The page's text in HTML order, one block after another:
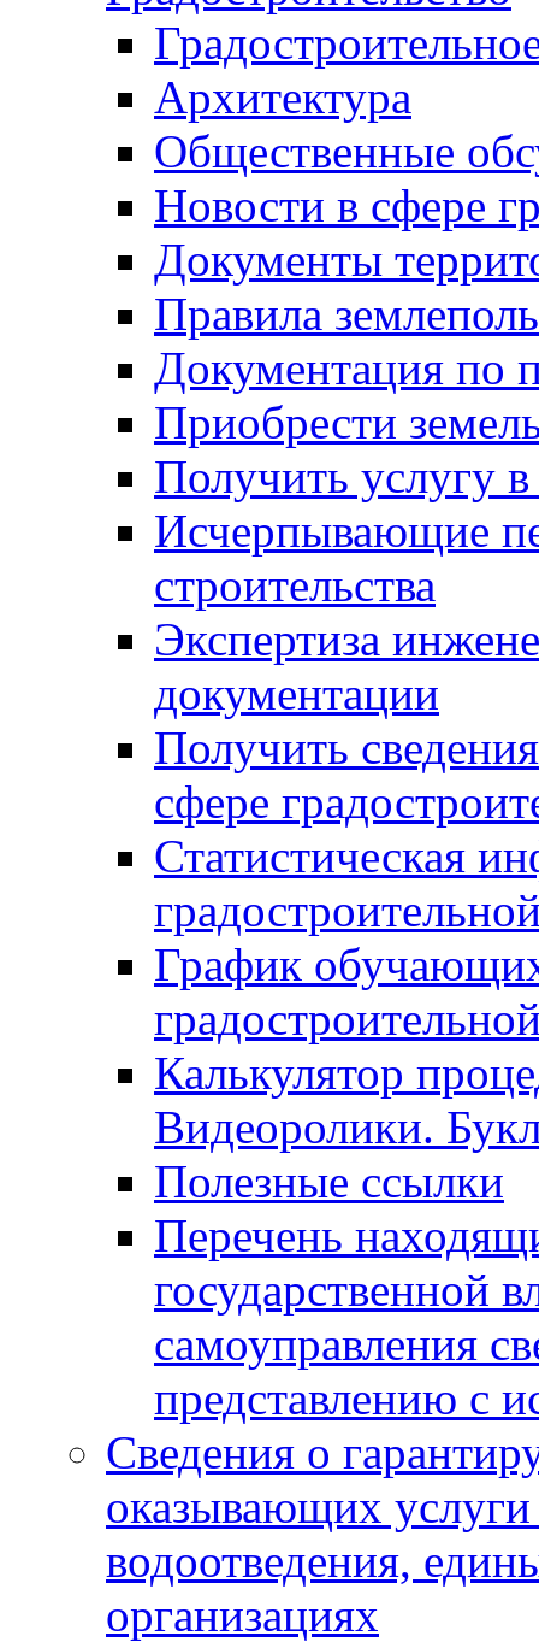
Архитектура
Общественные
Новости в сфере
Документы
Правила
Документация по
Приобрести
Получить услугу в
Исчерпывающие
строительства
Экспертиза
документации
Получить
сфере
Статистическая
График
Калькулятор
Видеоролики.
Полезные ссылки
Перечень
государственной
самоуправления
представлению с
Сведения о
оказывающих
водоотведения,
организациях